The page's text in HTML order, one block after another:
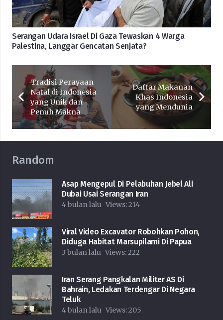
Serangan Udara Israel Di Gaza Tewaskan 4 Warga
Palestina, Langgar Gencatan Senjata?
Tradisi Perayaan
Natal di Indonesia
yang Unik dan
Penuh Makna
Daftar Makanan
Khas Indonesia
yang Mendunia
Random
Asap Mengepul Di Pelabuhan Jebel Ali
Dubai Usai Serangan Iran
4 bulan lalu Views:214
Viral Video Excavator Robohkan Pohon,
Diduga Habitat Marsupilami Di Papua
3 bulan lalu Views:222
Iran Serang Pangkalan Militer AS Di
Bahrain, Ledakan Terdengar Di Negara
Teluk
4 bulan lalu Views:205